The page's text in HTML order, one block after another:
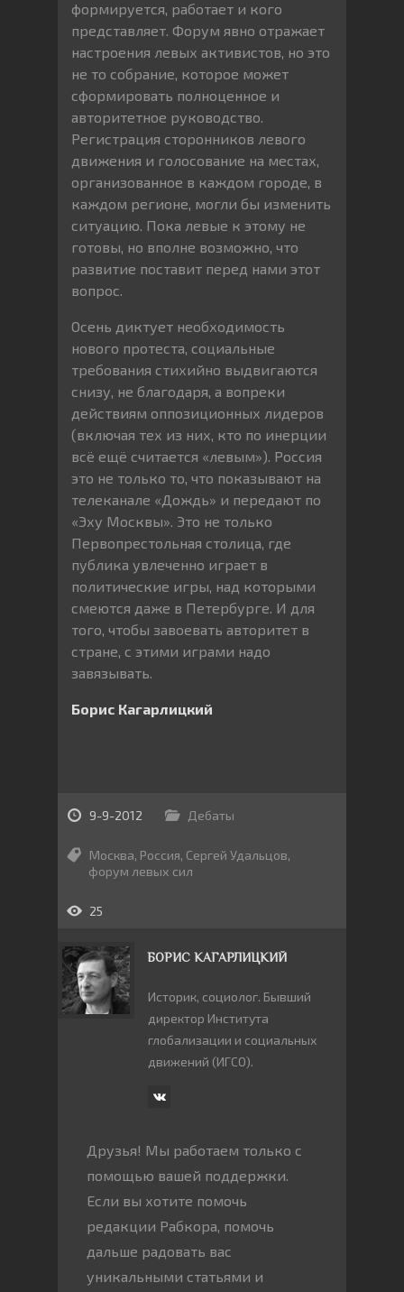
формируется, работает и кого
представляет. Форум явно отражает
настроения левых активистов, но это
не то собрание, которое может
сформировать полноценное и
авторитетное руководство.
Регистрация сторонников левого
движения и голосование на местах,
организованное в каждом городе, в
каждом регионе, могли бы изменить
ситуацию. Пока левые к этому не
готовы, но вполне возможно, что
развитие поставит перед нами этот
вопрос.
Осень диктует необходимость
нового протеста, социальные
требования стихийно выдвигаются
снизу, не благодаря, а вопреки
действиям оппозиционных лидеров
(включая тех из них, кто по инерции
всё ещё считается «левым»). Россия
это не только то, что показывают на
телеканале «Дождь» и передают по
«Эху Москвы». Это не только
Первопрестольная столица, где
публика увлеченно играет в
политические игры, над которыми
смеются даже в Петербурге. И для
того, чтобы завоевать авторитет в
стране, с этими играми надо
завязывать.
Борис Кагарлицкий
9-9-2012 Дебаты
Москва, Россия, Сергей Удальцов,
форум левых сил
25
БОРИС КАГАРЛИЦКИЙ
Историк, социолог. Бывший
директор Института
глобализации и социальных
движений (ИГСО).
Друзья! Мы работаем только с
помощью вашей поддержки.
Если вы хотите помочь
редакции Рабкора, помочь
дальше радовать вас
уникальными статьями и